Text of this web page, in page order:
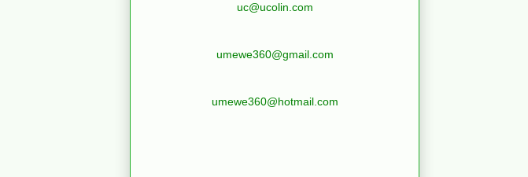
uc@ucolin.com
umewe360@gmail.com
umewe360@hotmail.com